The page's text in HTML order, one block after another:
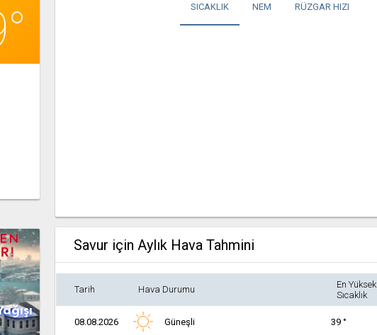
SICAKLIK NEM RÜZGAR HIZI
Savur için Aylık Hava Tahmini
Tarih Hava Durumu
En Yüksek
Sıcaklık
08.08.2026 Güneşli 39 °